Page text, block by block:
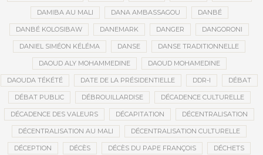
DAMIBA AU MALI DANA AMBASSAGOU DANBÉ
DANBÉ KOLOSIBAW DANEMARK DANGER DANGORONI
DANIEL SIMÉON KÉLÉMA DANSE DANSE TRADITIONNELLE
DAOUD ALY MOHAMMEDINE DAOUD MOHAMEDINE
DAOUDA TÉKÉTÉ DATE DE LA PRÉSIDENTIELLE DDR-I DÉBAT
DÉBAT PUBLIC DÉBROUILLARDISE DÉCADENCE CULTURELLE
DÉCADENCE DES VALEURS DÉCAPITATION DÉCENTRALISATION
DÉCENTRALISATION AU MALI DÉCENTRALISATION CULTURELLE
DÉCEPTION DÉCÈS DÉCÈS DU PAPE FRANÇOIS DÉCHETS